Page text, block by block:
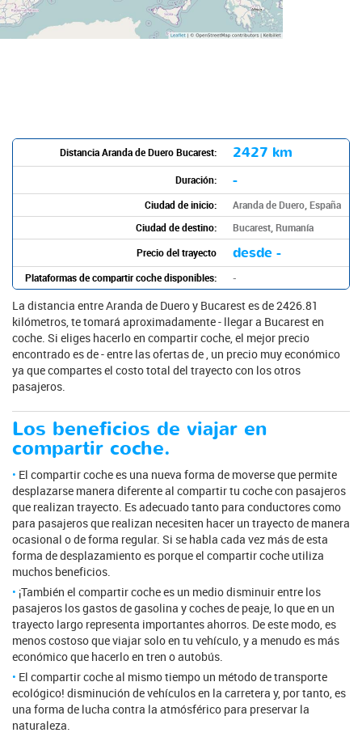
Distancia Aranda de Duero Bucarest: 2427 km
Duración: -
Ciudad de inicio:
Aranda de Duero, España
Ciudad de destino:
Bucarest, Rumanía
Precio del trayecto
desde -
Plataformas de compartir coche disponibles: -
La distancia entre Aranda de Duero y Bucarest es de 2426.81
kilómetros, te tomará aproximadamente - llegar a Bucarest en
coche. Si eliges hacerlo en compartir coche, el mejor precio
encontrado es de - entre las ofertas de , un precio muy económico
ya que compartes el costo total del trayecto con los otros
pasajeros.
Los beneficios de viajar en
compartir coche.
El compartir coche es una nueva forma de moverse que permite
desplazarse manera diferente al compartir tu coche con pasajeros
que realizan trayecto. Es adecuado tanto para conductores como
para pasajeros que realizan necesiten hacer un trayecto de manera
ocasional o de forma regular. Si se habla cada vez más de esta
forma de desplazamiento es porque el compartir coche utiliza
muchos beneficios.
¡También el compartir coche es un medio disminuir entre los
pasajeros los gastos de gasolina y coches de peaje, lo que en un
trayecto largo representa importantes ahorros. De este modo, es
menos costoso que viajar solo en tu vehículo, y a menudo es más
económico que hacerlo en tren o autobús.
El compartir coche al mismo tiempo un método de transporte
ecológico! disminución de vehículos en la carretera y, por tanto, es
una forma de lucha contra la atmósférico para preservar la
naturaleza.